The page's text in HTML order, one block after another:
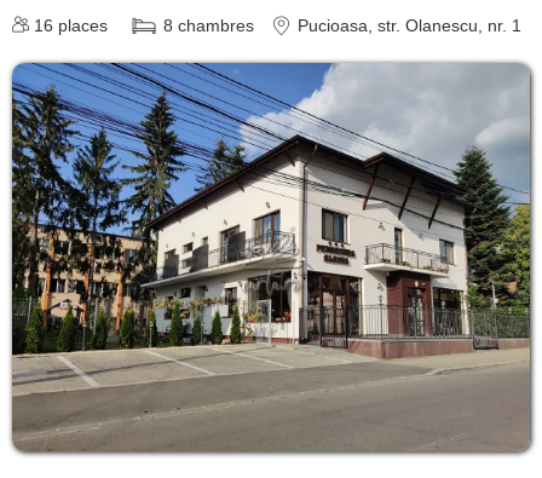
16 places 8 chambres Pucioasa, str. Olanescu, nr. 1